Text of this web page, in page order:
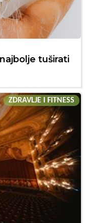
tuširati
ZDRAVLJE I FITNESS